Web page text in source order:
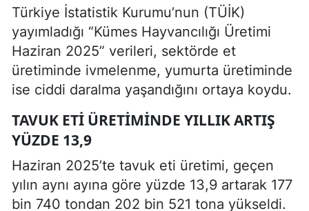
Türkiye İstatistik Kurumu’nun (TÜİK)
yayımladığı “Kümes Hayvancılığı Üretimi
Haziran 2025” verileri, sektörde et
üretiminde ivmelenme, yumurta üretiminde
ise ciddi daralma yaşandığını ortaya koydu.
TAVUK ETI ÜRETIMINDE YILLIK ARTIŞ
YÜZDE 13,9
Haziran 2025’te tavuk eti üretimi, geçen
yılın aynı ayına göre yüzde 13,9 artarak 177
bin 740 tondan 202 bin 521 tona yükseldi.